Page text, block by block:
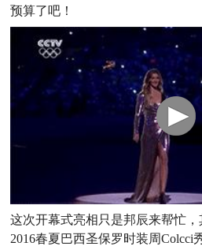
预算了吧！
这次开幕式亮相只是邦辰来帮忙
2016春夏巴西圣保罗时装周Colcci